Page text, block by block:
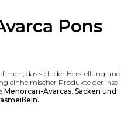
Pons
das sich der Herstellung und
einheimischer Produkte der Insel
Menorcan-Avarcas, Säcken und